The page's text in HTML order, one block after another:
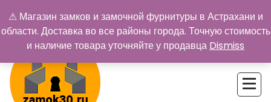
содержимому
⚠ Магазин замков и замочной фурнитуры в Астрахани и
области. Доставка во все районы города. Точную стоимость
и наличие товара уточняйте у продавца Dismiss